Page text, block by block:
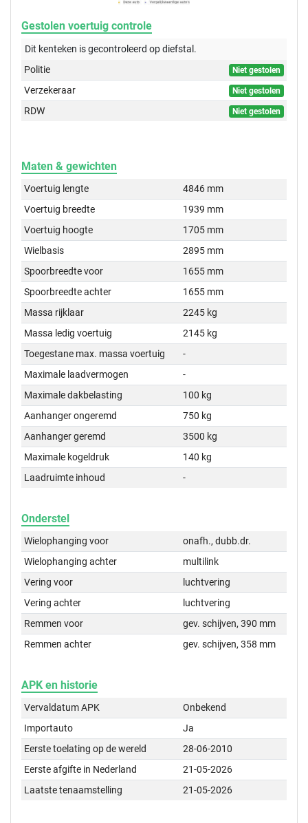
Gestolen voertuig controle
Dit kenteken is gecontroleerd opdiefstal.
Politie
Niet gestolen
Verzekeraar Niet gestolen
RDW Niet gestolen
Maten & gewichten
Voertuig lengte
4846 mm
Voertuig breedte
1939 mm
Voertuig hoogte
1705 mm
Wielbasis
2895 mm
Spoorbreedte voor
1655 mm
Spoorbreedte achter
1655 mm
Massa rijklaar
2245 kg
Massa ledig voertuig
2145 kg
Toegestane max. massa voertuig
-
Maximale laadvermogen
-
Maximale dakbelasting
100 kg
Aanhanger ongeremd
750 kg
Aanhanger geremd
3500 kg
Maximale kogeldruk
140 kg
Laadruimte inhoud
-
Onderstel
Wielophanging voor
onafh., dubb.dr.
Wielophanging achter
multilink
Vering voor
luchtvering
Vering achter
luchtvering
Remmen voor
gev. schijven, 390 mm
Remmen achter
gev. schijven, 358 mm
APK en historie
Vervaldatum APK
Onbekend
Importauto
Ja
Eerste toelating op de wereld
28-06-2010
Eerste afgifte in Nederland
21-05-2026
Laatste tenaamstelling
21-05-2026